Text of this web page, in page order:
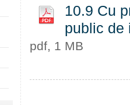
10.9 Cu
public de
pdf, 1 MB